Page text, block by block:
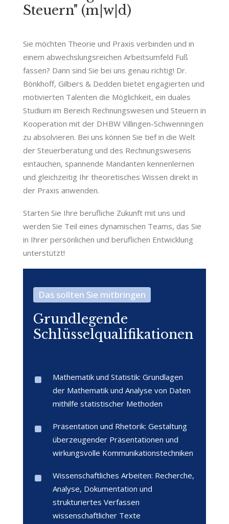
Steuern" (m|w|d)
Sie möchten Theorie und Praxis verbinden und in
einem abwechslungsreichen Arbeitsumfeld Fuß
fassen? Dann sind Sie bei uns genau richtig! Dr.
Bönkhoff, Gilbers & Dedden bietet engagierten und
motivierten Talenten die Möglichkeit, ein duales
Studium im Bereich Rechnungswesen und Steuern in
Kooperation mit der DHBW Villingen-Schwenningen
zu absolvieren. Bei uns können Sie tief in die Welt
der Steuerberatung und des Rechnungswesens
eintauchen, spannende Mandanten kennenlernen
und gleichzeitig Ihr theoretisches Wissen direkt in
der Praxis anwenden.
Starten Sie Ihre berufliche Zukunft mit uns und
werden Sie Teil eines dynamischen Teams, das Sie
in Ihrer persönlichen und beruflichen Entwicklung
unterstützt!
Das sollten Sie mitbringen
Grundlegende
Schlüsselqualifikationen
Mathematik und Statistik: Grundlagen
der Mathematik und Analyse von Daten
mithilfe statistischer Methoden
Präsentation und Rhetorik: Gestaltung
überzeugender Präsentationen und
wirkungsvolle Kommunikationstechniken
Wissenschaftliches Arbeiten: Recherche,
Analyse, Dokumentation und
strukturiertes Verfassen
wissenschaftlicher Texte